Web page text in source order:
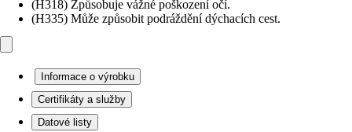
(H318) Způsobuje vážné poškození očí.
(H335) Může způsobit podráždění dýchacích cest.
Informace o výrobku
Certifikáty a služby
Datové listy